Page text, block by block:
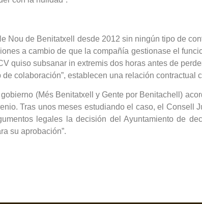
Nou de Benitatxell desde 2012 sin ningún tipo de
a cambio de que la compañía gestionase el
quiso subsanar in extremis dos horas antes de
colaboración”, establecen una relación contractual
(Més Benitatxell y Gente por Benitachell)
Tras unos meses estudiando el caso, el Consell
legales la decisión del Ayuntamiento de
su aprobación”.